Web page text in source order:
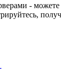
- можете